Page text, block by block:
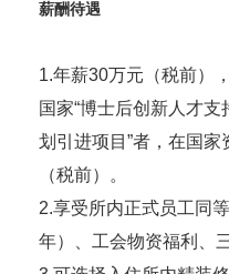
薪酬待遇
1.年薪30万元（税前）
国家“博士后创新人才支
划引进项目”者，在国
（税前）。
2.享受所内正式员工同
年）、工会物资福利、